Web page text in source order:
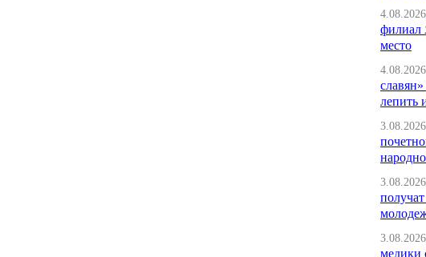
филиал
место
лепить
медики